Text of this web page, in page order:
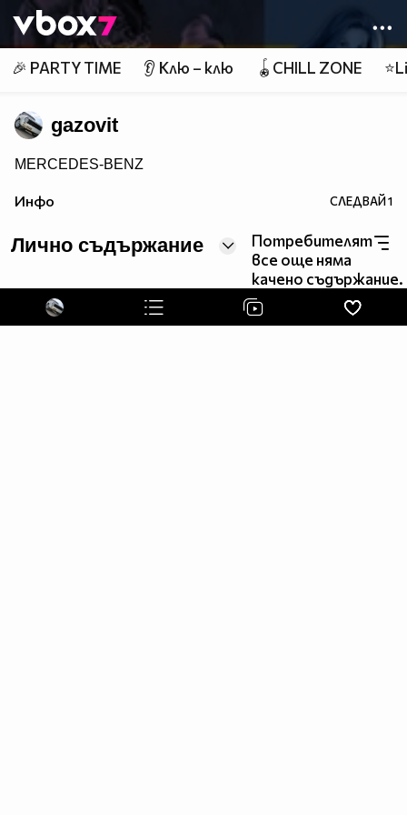
👾
🎉 PARTY TIME 👂 Клю – клю 🪀CHILL ZONE
gazovit
MERCEDES-BENZ
Инфо СЛЕДВАЙ1
Лично съдържание
Потребителят
все още няма
качено съдържание.